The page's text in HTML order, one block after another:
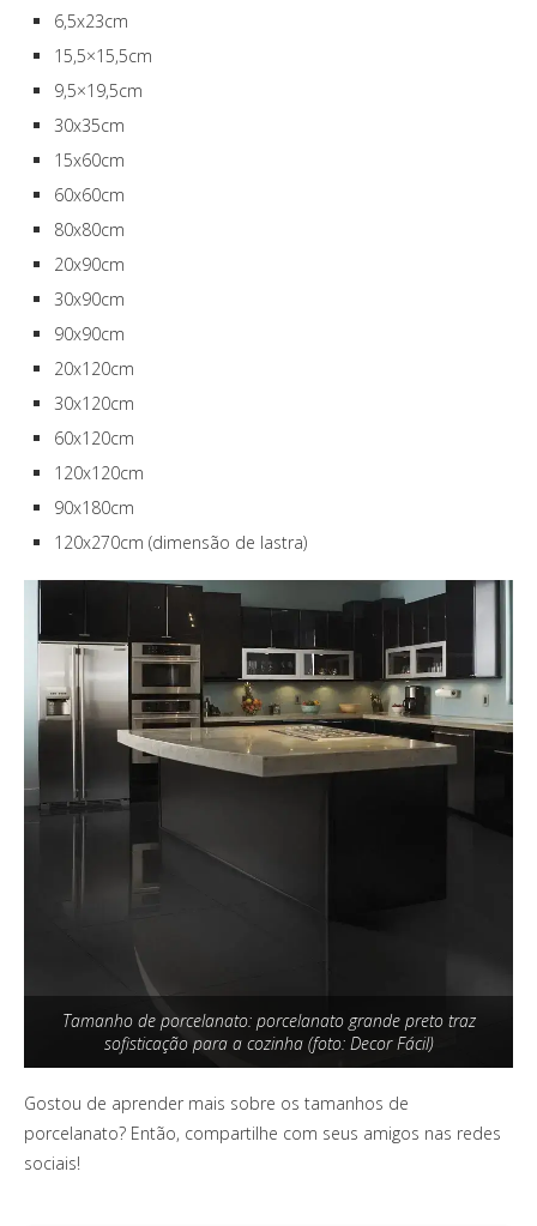
6,5x23cm
15,5×15,5cm
9,5×19,5cm
30x35cm
15x60cm
60x60cm
80x80cm
20x90cm
30x90cm
90x90cm
20x120cm
30x120cm
60x120cm
120x120cm
90x180cm
120x270cm (dimensão de lastra)
Tamanho de porcelanato: porcelanato grande preto traz
sofisticação para a cozinha (foto: Decor Fácil)
Gostou de aprender mais sobre os tamanhos de
porcelanato? Então, compartilhe com seus amigos nas redes
sociais!